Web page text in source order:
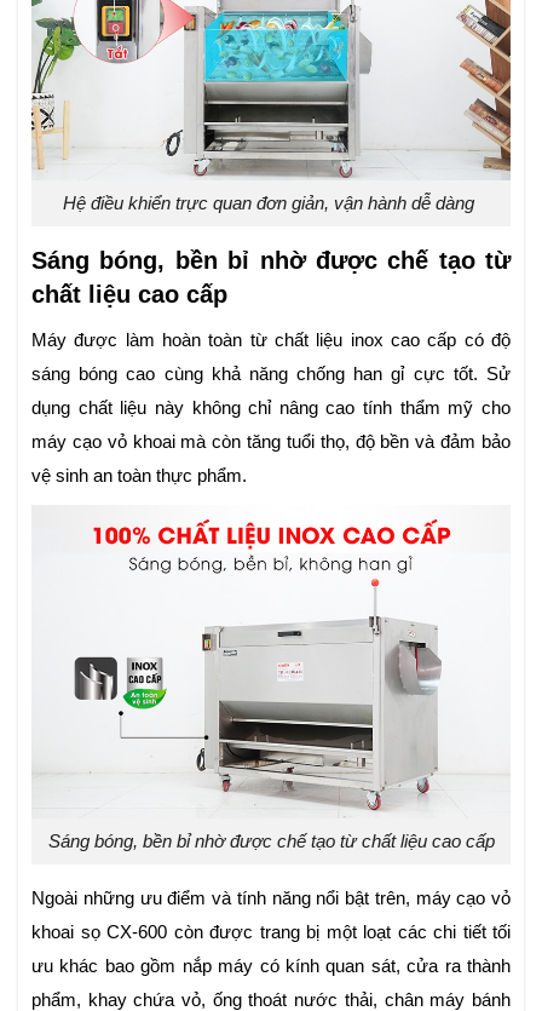
Hệ điều khiển trực quan đơn giản, vận hành dễ dàng
Sáng bóng, bền bỉ nhờ được chế tạo từ
chất liệu cao cấp
Máy được làm hoàn toàn từ chất liệu inox cao cấp có độ
sáng bóng cao cùng khả năng chống han gỉ cực tốt. Sử
dụng chất liệu này không chỉ nâng cao tính thẩm mỹ cho
máy cạo vỏ khoai mà còn tăng tuổi thọ, độ bền và đảm bảo
vệ sinh an toàn thực phẩm.
Sáng bóng, bền bỉ nhờ được chế tạo từ chất liệu cao cấp
Ngoài những ưu điểm và tính năng nổi bật trên, máy cạo vỏ
khoai sọ CX-600 còn được trang bị một loạt các chi tiết tối
ưu khác bao gồm nắp máy có kính quan sát, cửa ra thành
phẩm, khay chứa vỏ, ống thoát nước thải, chân máy bánh